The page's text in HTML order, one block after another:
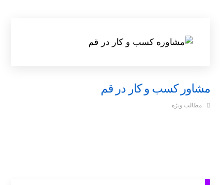
مشاور کسب و کار در قم
مطالب ویژه